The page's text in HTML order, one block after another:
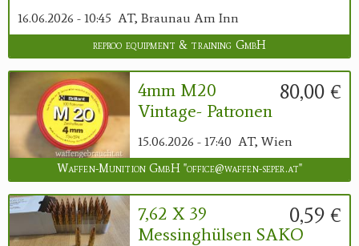
16.06.2026 - 10:45 AT, Braunau Am Inn
reproo equipment & training GmbH
80,00 €
4mm M20
Vintage- Patronen
15.06.2026 - 17:40 AT, Wien
Waffen-Munition GmbH "office@waffen-seper.at"
0,59 €
7,62 X 39
Messinghülsen SAKO